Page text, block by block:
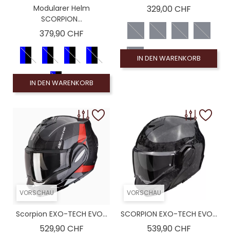
Modularer Helm
SCORPION...
379,90 CHFPreis
IN DEN WARENKORB
329,00 CHFPreis
IN DEN WARENKORB
VORSCHAU
Scorpion EXO-TECH EVO...
529,90 CHFPreis
VORSCHAU
SCORPION EXO-TECH EVO...
539,90 CHFPreis